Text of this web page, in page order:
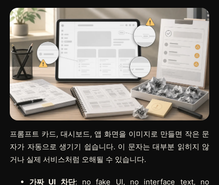
프롬프트 카드, 대시보드, 앱 화면을 이미지로 만들면 작은 문
자가 자동으로 생기기 쉽습니다. 이 문자는 대부분 읽히지 않
거나 실제 서비스처럼 오해될 수 있습니다.
가짜 UI 차단: no fake UI, no interface text, no